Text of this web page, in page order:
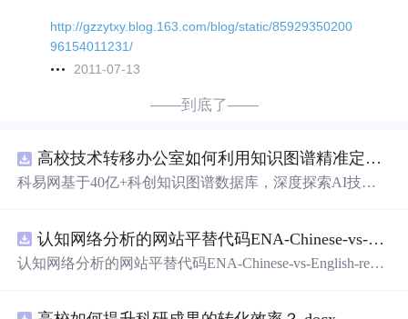
http://gzzytxy.blog.163.com/blog/static/85929350200
96154011231/
2011-07-13
——到底了——
高校技术转移办公室如何利用知识图谱精准定位产业需求与技术适配点？.docx
科易网基于40亿+科创知识图谱数据库，深度探索AI技术
新领域的AI+数智化解决方案，推动科技创新与产业创新
智能化发展。
认知网络分析的网站平替代码ENA-Chinese-vs-English-reproducible.zip
认知网络分析的网站平替代码ENA-Chinese-vs-English-repro